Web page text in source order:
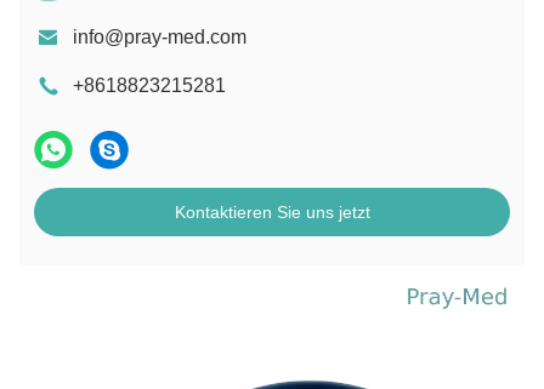
info@pray-med.com
+8618823215281
Kontaktieren Sie uns jetzt